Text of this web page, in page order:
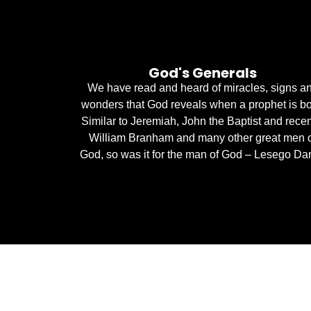
God's Generals
We have read and heard of miracles, signs
wonders that God reveals when a prophet is
Similar to Jeremiah, John the Baptist and
William Branham and many other great men
God, so was it for the man of God – Lesego